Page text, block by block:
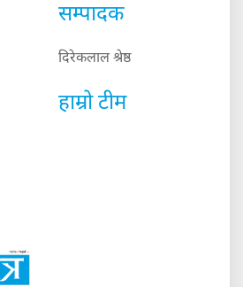
सम्पादक
दिरेकलाल श्रेष्ठ
हाम्रो टीम